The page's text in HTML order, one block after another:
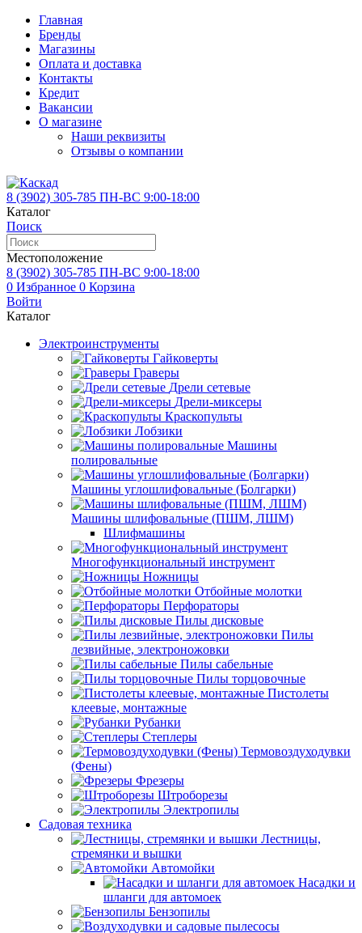
Главная
Бренды
Магазины
Оплата и доставка
Контакты
Кредит
Вакансии
О магазине
Наши реквизиты
Отзывы о компании
8 (3902) 305-785 ПН-ВС 9:00-18:00
Каталог
Поиск
Местоположение
8 (3902) 305-785 ПН-ВС 9:00-18:00
0 Избранное 0 Корзина
Войти
Каталог
Электроинструменты
Гайковерты
Граверы
Дрели сетевые
Дрели-миксеры
Краскопульты
Лобзики
Машины
полировальные
Машины углошлифовальные (Болгарки)
Машины шлифовальные (ПШМ, ЛШМ)
Шлифмашины
Многофункциональный инструмент
Ножницы
Отбойные молотки
Перфораторы
Пилы дисковые
Пилы
лезвийные, электроножовки
Пилы сабельные
Пилы торцовочные
Пистолеты
клеевые, монтажные
Рубанки
Степлеры
Термовоздуходувки
(Фены)
Фрезеры
Штроборезы
Электропилы
Садовая техника
Лестницы,
стремянки и вышки
Автомойки
Насадки и
шланги для автомоек
Бензопилы